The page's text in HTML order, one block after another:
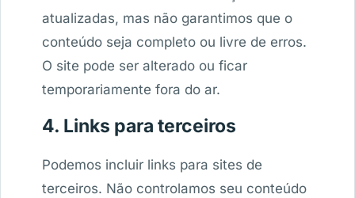
atualizadas, mas não garantimos que o
conteúdo seja completo ou livre de erros.
O site pode ser alterado ou ficar
temporariamente fora do ar.
4. Links para terceiros
Podemos incluir links para sites de
terceiros. Não controlamos seu conteúdo